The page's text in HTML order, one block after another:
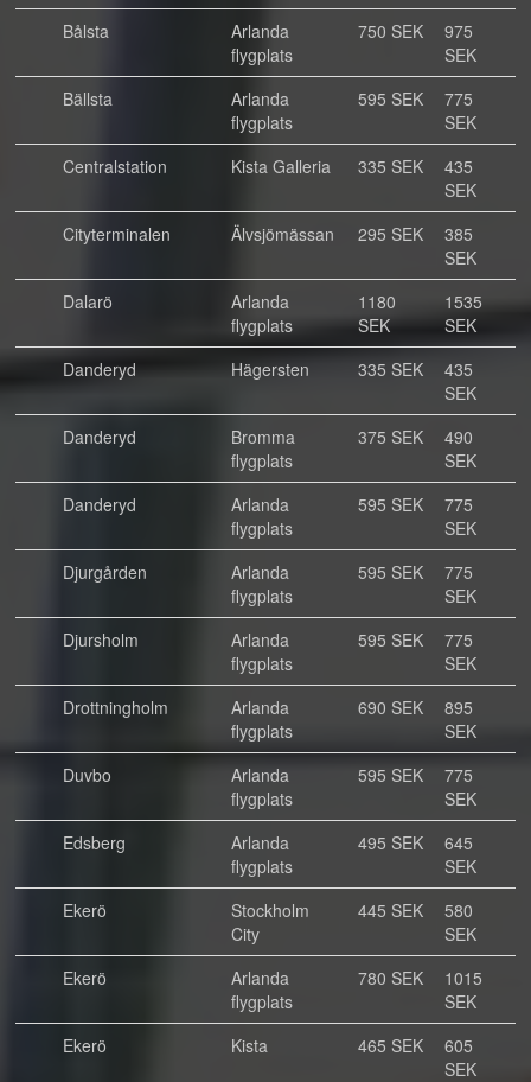
Bålsta
Arlanda
flygplats
750 SEK
975
SEK
Bällsta
Arlanda
flygplats
595 SEK
775
SEK
Centralstation
Kista Galleria 335 SEK
435
SEK
Cityterminalen
Älvsjömässan 295 SEK
385
SEK
Dalarö
Arlanda
flygplats
1180
SEK
1535
SEK
Danderyd
Hägersten 335 SEK
435
SEK
Danderyd
Bromma
flygplats
375 SEK
490
SEK
Danderyd
Arlanda
flygplats
595 SEK
775
SEK
Djurgården
Arlanda
flygplats
595 SEK
775
SEK
Djursholm
Arlanda
flygplats
595 SEK
775
SEK
Drottningholm
Arlanda
flygplats
690 SEK
895
SEK
Duvbo
Arlanda
flygplats
595 SEK
775
SEK
Edsberg
Arlanda
flygplats
495 SEK
645
SEK
Ekerö
Stockholm
City
445 SEK
580
SEK
Ekerö
Arlanda
flygplats
780 SEK
1015
SEK
Ekerö
Kista 465 SEK
605
SEK